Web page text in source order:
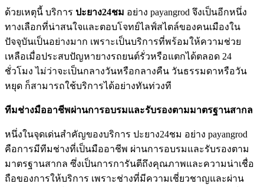
ด้วยเหตุนี้ บริการ ปะยาง24ชม อย่าง payangrod จึงเป็นอีกหนึ่ง
ทางเลือกที่น่าสนใจและตอบโจทย์ไลฟ์สไตล์ของคนเมืองใน
ปัจจุบันเป็นอย่างมาก เพราะเป็นบริการที่พร้อมให้ความช่วย
เหลือเมื่อประสบปัญหายางรถยนต์รั่วหรือแตกได้ตลอด 24
ชั่วโมง ไม่ว่าจะเป็นกลางวันหรือกลางคืน วันธรรมดาหรือวัน
หยุด ก็สามารถใช้บริการได้อย่างทันท่วงที
ทีมช่างมืออาชีพผ่านการอบรมและรับรองตามมาตรฐานสากล
หนึ่งในจุดเด่นสำคัญของบริการ ปะยาง24ชม อย่าง payangrod
คือการมีทีมช่างที่เป็นมืออาชีพ ผ่านการอบรมและรับรองตาม
มาตรฐานสากล ซึ่งเป็นการการันตีถึงคุณภาพและความน่าเชื่อ
ถือของการให้บริการ เพราะช่างที่มีความเชี่ยวชาญและผ่าน